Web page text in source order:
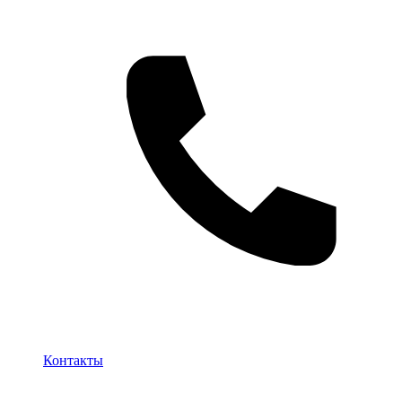
Контакты
Контакты